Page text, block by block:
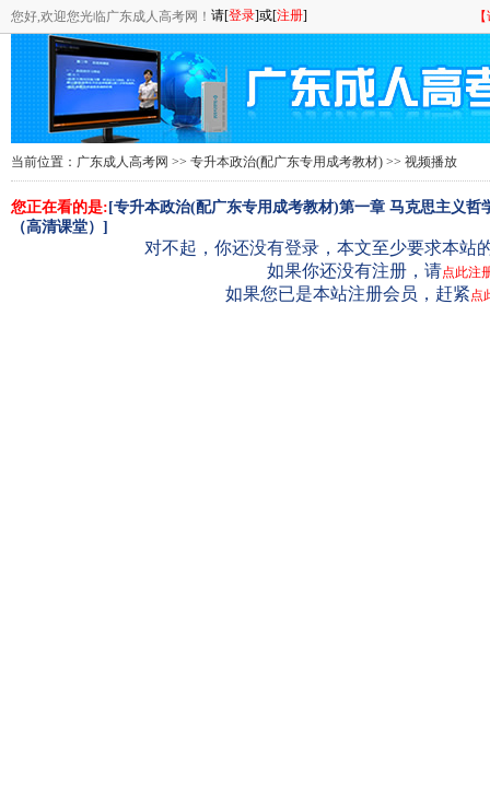
您好,欢迎您光临广东成人高考网！
当前位置： 广东成人高考网 >> 专升本政治(配广东专用成考教材) >> 视频播放
您正在看的是: [专升本政治(配广东专用成考教材)第一章 马克思主义哲
（高清课堂）]
对不起，你还没有登录，本文至少要求本站
如果你还没有注册，请点此注
如果您已是本站注册会员，赶紧点